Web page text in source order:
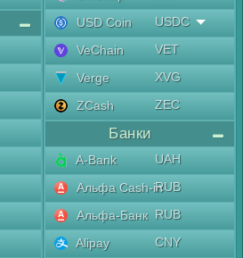
USD Coin
USDC
VeChain
VET
Verge
XVG
ZCash
ZEC
Банки
A-Bank
UAH
Альфа Cash-inRUB
Альфа-Банк RUB
Alipay
CNY